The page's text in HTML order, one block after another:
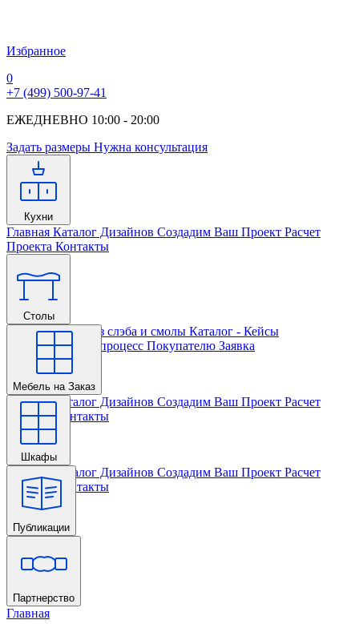
Избранное
0
+7 (499) 500-97-41
ЕЖЕДНЕВНО 10:00 - 20:00
Задать размеры Нужна консультация
Кухни
Главная Каталог Дизайнов Создадим Ваш Проект Расчет
Проекта Контакты
Столы
Главная Столы из слэба и смолы Каталог - Кейсы
Кастомизации и процесс Покупателю Заявка
Мебель на Заказ
Главная Каталог Дизайнов Создадим Ваш Проект Расчет
Проекта
Контакты
Шкафы
Главная Каталог Дизайнов Создадим Ваш Проект Расчет
Проекта Контакты
Публикации
Главная
Партнерство
Главная